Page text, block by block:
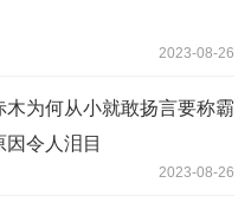
2023-08-26
木为何从小就敢扬言要称霸
令人泪目
2023-08-26